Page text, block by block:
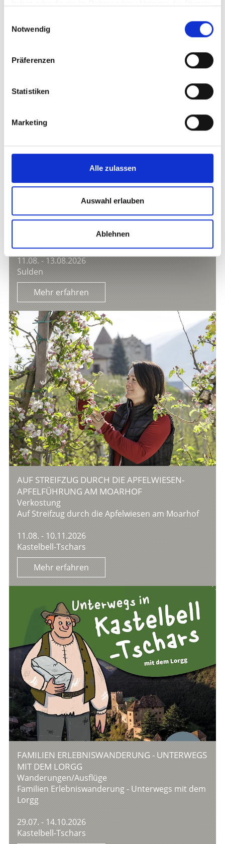
Notwendig
Präferenzen
Statistiken
Marketing
Alle zulassen
Auswahl erlauben
Ablehnen
Mehr erfahren
Führungen/Besichtigungen
Ortlergebiet in Sulden.
11.08. - 13.08.2026
Sulden
Mehr erfahren
AUF STREIFZUG DURCH DIE APFELWIESEN-
APFELFÜHRUNG AM MOARHOF
Verkostung
Auf Streifzug durch die Apfelwiesen am Moarhof
11.08. - 10.11.2026
Kastelbell-Tschars
Mehr erfahren
FAMILIEN ERLEBNISWANDERUNG - UNTERWEGS
MIT DEM LORGG
Wanderungen/Ausflüge
Familien Erlebniswanderung - Unterwegs mit dem
Lorgg
29.07. - 14.10.2026
Kastelbell-Tschars